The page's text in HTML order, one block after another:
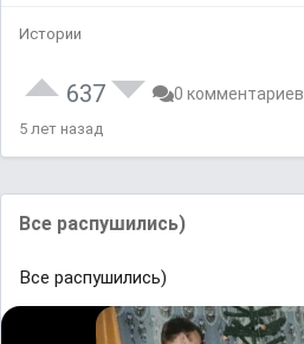
Истории
637 0 комментариев
5 лет назад
Все распушились)
Все распушились)